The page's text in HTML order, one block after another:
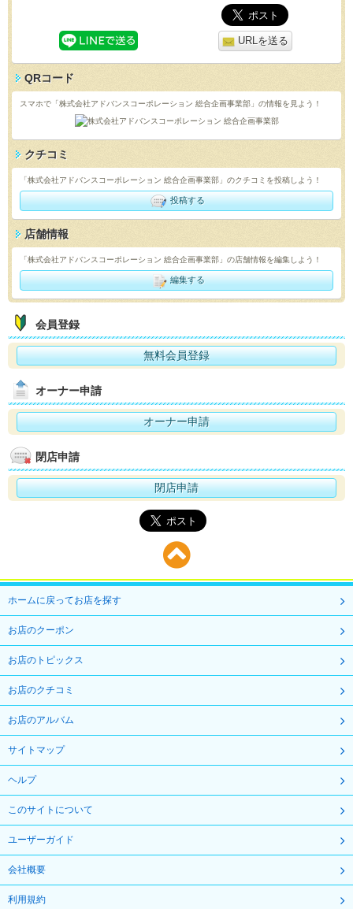
URLを送る
QRコード
スマホで「株式会社アドバンスコーポレーション 総合企画事業部」の情報を見よう！
クチコミ
「株式会社アドバンスコーポレーション 総合企画事業部」のクチコミを投稿しよう！
投稿する
店舗情報
「株式会社アドバンスコーポレーション 総合企画事業部」の店舗情報を編集しよう！
編集する
会員登録
無料会員登録
オーナー申請
オーナー申請
閉店申請
閉店申請
ホームに戻ってお店を探す
お店のクーポン
お店のトピックス
お店のクチコミ
お店のアルバム
サイトマップ
ヘルプ
このサイトについて
ユーザーガイド
会社概要
利用規約